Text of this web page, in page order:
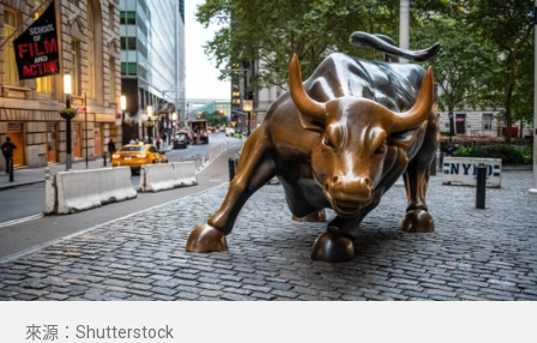
來源：Shutterstock